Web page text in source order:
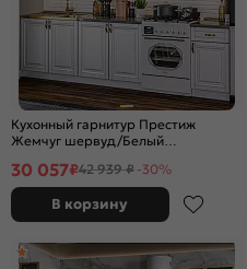
Кухонный гарнитур Престиж
Жемчуг шервуд/Белый
30 057₽42 939 ₽ -30%
В корзину